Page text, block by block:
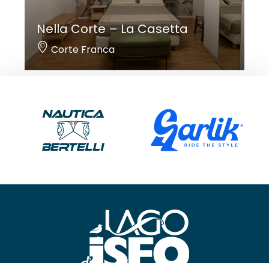
Nella Corte – La Casetta
Corte Franca